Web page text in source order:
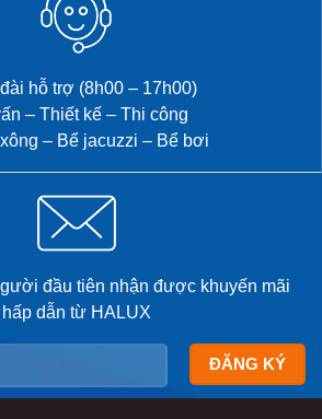
hỗ trợ (8h00 – 17h00)
– Thiết kế – Thi công
– Bể jacuzzi – Bể bơi
đầu tiên nhận được khuyến mãi
hấp dẫn từ HALUX